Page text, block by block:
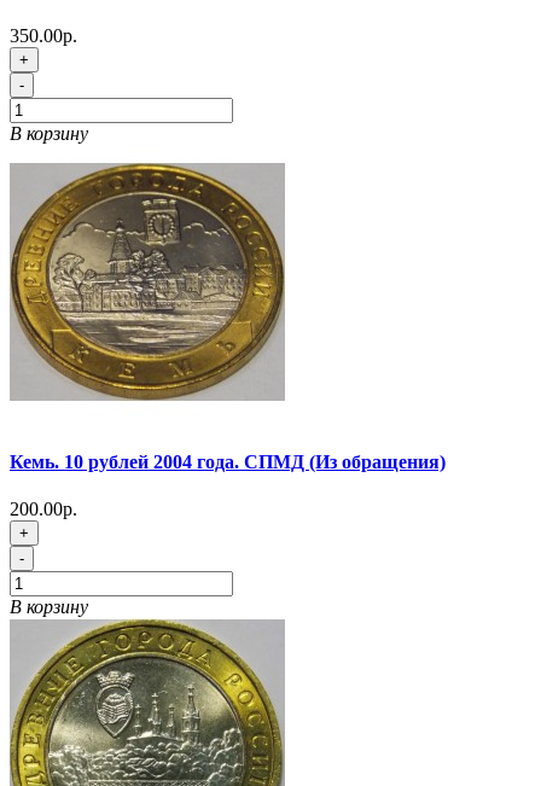
350.00р.
+
-
В корзину
Кемь. 10 рублей 2004 года. СПМД (Из обращения)
200.00р.
+
-
В корзину